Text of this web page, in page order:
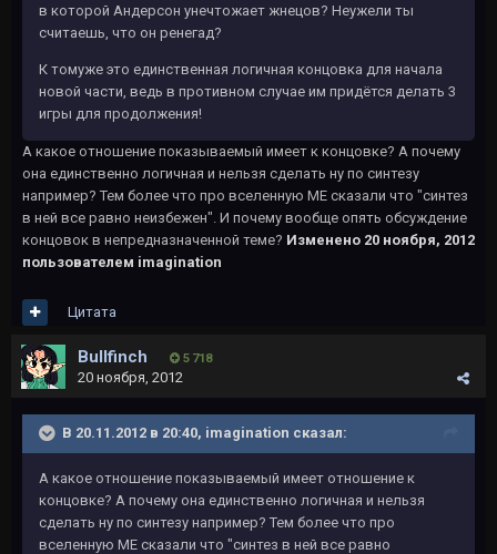
в которой Андерсон унечтожает жнецов? Неужели ты
считаешь, что он ренегад?
К томуже это единственная логичная концовка для начала
новой части, ведь в противном случае им придётся делать 3
игры для продолжения!
А какое отношение показываемый имеет к концовке? А почему
она единственно логичная и нельзя сделать ну по синтезу
например? Тем более что про вселенную МЕ сказали что "синтез
в ней все равно неизбежен". И почему вообще опять обсуждение
концовок в непредназначенной теме? Изменено 20 ноября, 2012
пользователем imagination
Цитата
Bullfinch 5 718
20 ноября, 2012
В 20.11.2012 в 20:40, imagination сказал:
А какое отношение показываемый имеет отношение к
концовке? А почему она единственно логичная и нельзя
сделать ну по синтезу например? Тем более что про
вселенную МЕ сказали что "синтез в ней все равно